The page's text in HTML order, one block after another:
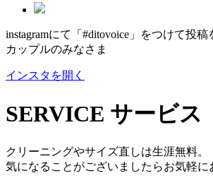
instagramにて「#ditovoice」をつけて投稿
カップルのみなさま
インスタを開く
SERVICE サービス
クリーニングやサイズ直しは生涯無料。
気になることがございましたらお気軽